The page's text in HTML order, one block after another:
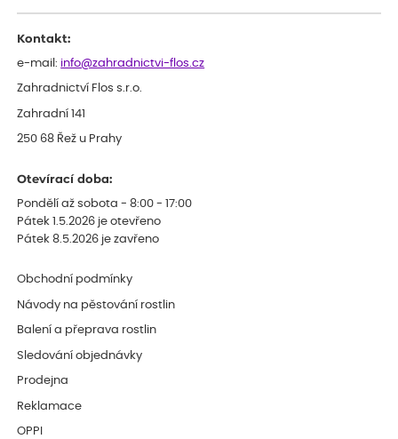
Kontakt:
e-mail: info@zahradnictvi-flos.cz
Zahradnictví Flos s.r.o.
Zahradní 141
250 68 Řež u Prahy
Otevírací doba:
Pondělí až sobota - 8:00 - 17:00
Pátek 1.5.2026 je otevřeno
Pátek 8.5.2026 je zavřeno
Obchodní podmínky
Návody na pěstování rostlin
Balení a přeprava rostlin
Sledování objednávky
Prodejna
Reklamace
OPPI